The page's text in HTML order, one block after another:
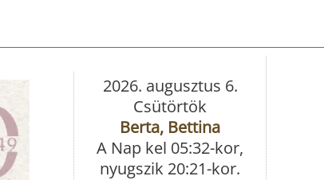
2026. augusztus 6.
Csütörtök
Berta, Bettina
A Nap kel 05:32-kor,
nyugszik 20:21-kor.